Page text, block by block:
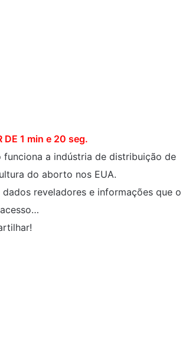
DE 1 min e 20 seg.
funciona a indústria de distribuição de
do aborto nos EUA.
reveladores e informações que o